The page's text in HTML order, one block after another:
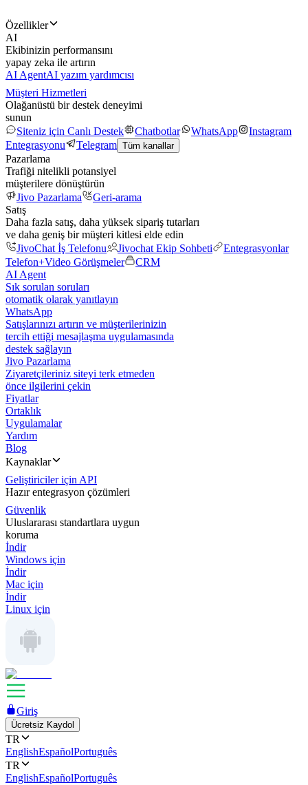
Özellikler
AI
Ekibinizin performansını
yapay zeka ile artırın
AI AgentAI yazım yardımcısı
Müşteri Hizmetleri
Olağanüstü bir destek deneyimi
sunun
Siteniz için Canlı Destek
Chatbotlar WhatsApp
Instagram
Entegrasyonu
Telegram Tüm kanallar
Pazarlama
Trafiği nitelikli potansiyel
müşterilere dönüştürün
Jivo Pazarlama
Geri-arama
Satış
Daha fazla satış, daha yüksek sipariş tutarları
ve daha geniş bir müşteri kitlesi elde edin
JivoChat İş Telefonu
Jivochat Ekip Sohbeti
Entegrasyonlar
Telefon+Video Görüşmeler
CRM
AI Agent
Sık sorulan soruları
otomatik olarak yanıtlayın
WhatsApp
Satışlarınızı artırın ve müşterilerinizin
tercih ettiği mesajlaşma uygulamasında
destek sağlayın
Jivo Pazarlama
Ziyaretçileriniz siteyi terk etmeden
önce ilgilerini çekin
Fiyatlar
Ortaklık
Uygulamalar
Yardım
Blog
Kaynaklar
Geliştiriciler için API
Hazır entegrasyon çözümleri
Güvenlik
Uluslararası standartlara uygun
koruma
İndir
Windows için
İndir
Mac için
İndir
Linux için
Giriş
Ücretsiz Kaydol
TR
EnglishEspañolPortuguês
TR
EnglishEspañolPortuguês